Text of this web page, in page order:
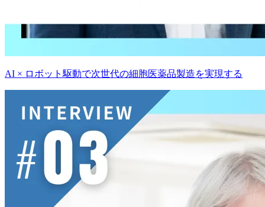
AI × ロボット駆動で次世代の細胞医薬品製造を実現する